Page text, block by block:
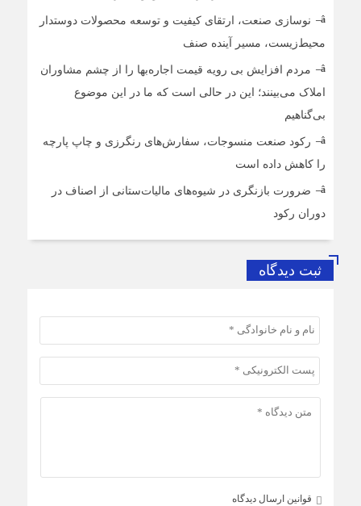
نوسازی صنعت، ارتقای کیفیت و توسعه محصولات دوستدار
محیط‌زیست، مسیر آینده صنف
مردم افزایش بی رویه قیمت اجاره‌بها را از چشم مشاوران
املاک می‌بینند؛ این در حالی است که ما در این موضوع
بی‌گناهیم
رکود صنعت منسوجات، سفارش‌های رنگرزی و چاپ پارچه
را کاهش داده است
ضرورت بازنگری در شیوه‌های مالیات‌ستانی از اصناف در
دوران رکود
ثبت دیدگاه
قوانین ارسال دیدگاه